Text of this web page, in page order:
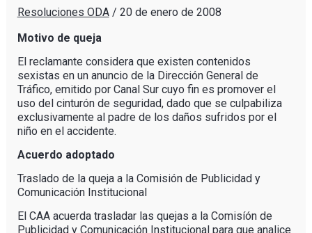
Resoluciones ODA/ 20 de enero de 2008
Motivo de queja
El reclamante considera que existen contenidos
sexistas en un anuncio de la Dirección General de
Tráfico, emitido por Canal Sur cuyo fin es promover el
uso del cinturón de seguridad, dado que se culpabiliza
exclusivamente al padre de los daños sufridos por el
niño en el accidente.
Acuerdo adoptado
Traslado de la queja a la Comisión de Publicidad y
Comunicación Institucional
El CAA acuerda trasladar las quejas a la Comisíón de
Publicidad y Comunicación Institucional para que analice